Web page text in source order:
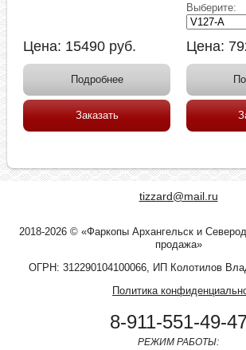
Цена: 15490 руб.
Подробнее
Заказать
Выберите:
Цена:
tizzard@mail.ru
2018-2026 © «Фаркопы Архангельск и
продажа»
ОГРН: 312290104100066, ИП Колотилов
Политика
8-911-551-49-
РЕЖИМ РАБОТЫ: